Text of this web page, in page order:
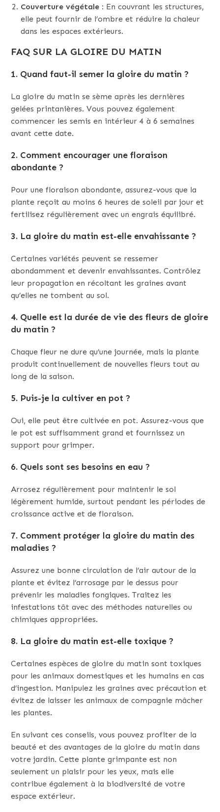
Couverture végétale : En couvrant les structures,
elle peut fournir de l’ombre et réduire la chaleur
dans les espaces extérieurs.
FAQ SUR LA GLOIRE DU MATIN
1. Quand faut-il semer la gloire du matin ?
La gloire du matin se sème après les dernières
gelées printanières. Vous pouvez également
commencer les semis en intérieur 4 à 6 semaines
avant cette date.
2. Comment encourager une floraison
abondante ?
Pour une floraison abondante, assurez-vous que la
plante reçoit au moins 6 heures de soleil par jour et
fertilisez régulièrement avec un engrais équilibré.
3. La gloire du matin est-elle envahissante ?
Certaines variétés peuvent se ressemer
abondamment et devenir envahissantes. Contrôlez
leur propagation en récoltant les graines avant
qu’elles ne tombent au sol.
4. Quelle est la durée de vie des fleurs de gloire
du matin ?
Chaque fleur ne dure qu’une journée, mais la plante
produit continuellement de nouvelles fleurs tout au
long de la saison.
5. Puis-je la cultiver en pot ?
Oui, elle peut être cultivée en pot. Assurez-vous que
le pot est suffisamment grand et fournissez un
support pour grimper.
6. Quels sont ses besoins en eau ?
Arrosez régulièrement pour maintenir le sol
légèrement humide, surtout pendant les périodes de
croissance active et de floraison.
7. Comment protéger la gloire du matin des
maladies ?
Assurez une bonne circulation de l’air autour de la
plante et évitez l’arrosage par le dessus pour
prévenir les maladies fongiques. Traitez les
infestations tôt avec des méthodes naturelles ou
chimiques appropriées.
8. La gloire du matin est-elle toxique ?
Certaines espèces de gloire du matin sont toxiques
pour les animaux domestiques et les humains en cas
d’ingestion. Manipulez les graines avec précaution et
évitez de laisser les animaux de compagnie mâcher
les plantes.
En suivant ces conseils, vous pouvez profiter de la
beauté et des avantages de la gloire du matin dans
votre jardin. Cette plante grimpante est non
seulement un plaisir pour les yeux, mais elle
contribue également à la biodiversité de votre
espace extérieur.